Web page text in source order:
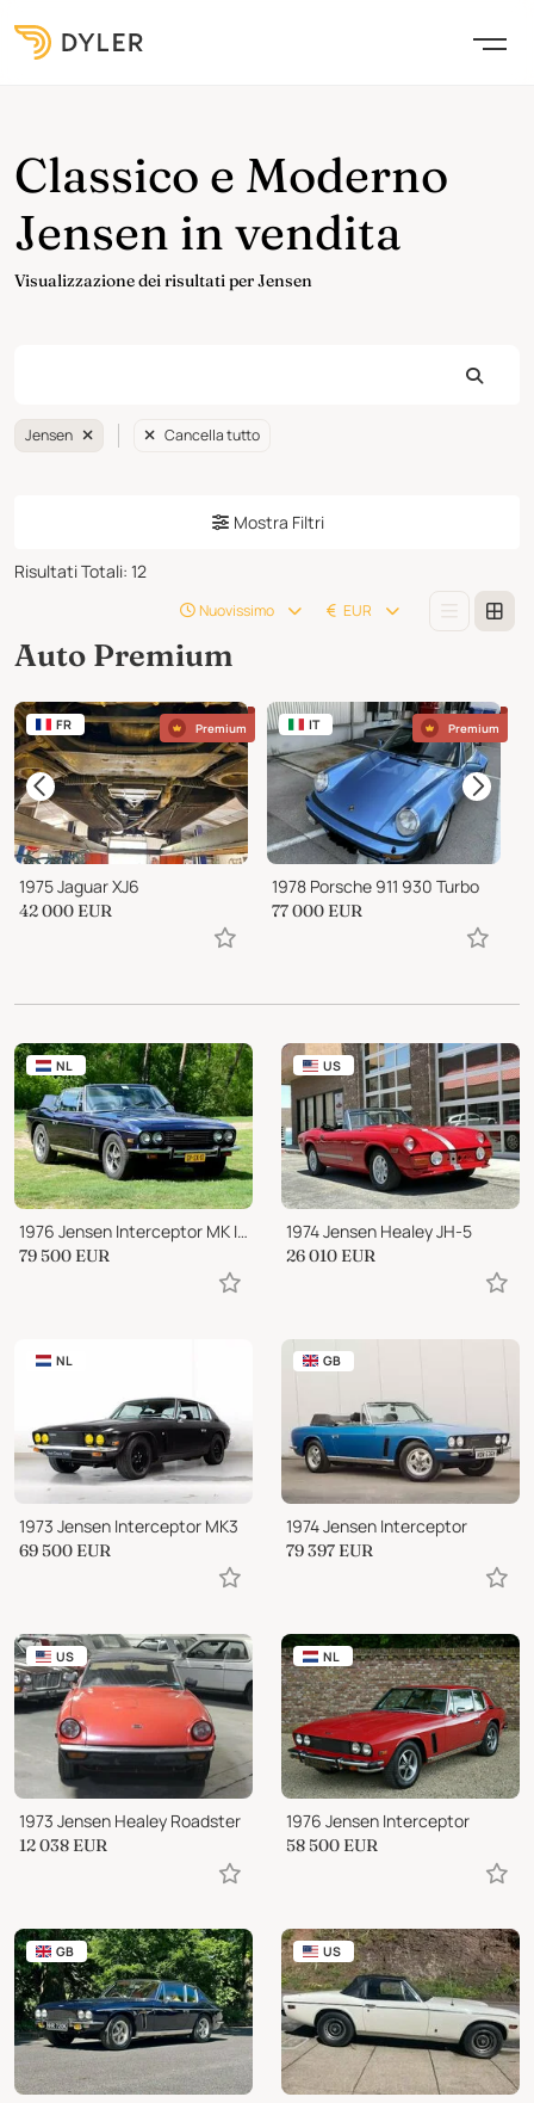
Classico e Moderno
Jensen in vendita
Visualizzazione dei risultati per Jensen
Jensen Cancella tutto
Mostra Filtri
Risultati Totali: 12
Nuovissimo EUR
Auto Premium
FR Premium
1975 Jaguar XJ6
42 000 EUR
IT Premium
1978 Porsche 911 930 Turbo
77 000 EUR
NL
1976 Jensen Interceptor MK III Convertible
79 500 EUR
US
1974 Jensen Healey JH-5
26 010 EUR
NL
1973 Jensen Interceptor MK3
69 500 EUR
GB
1974 Jensen Interceptor
79 397 EUR
US
1973 Jensen Healey Roadster
12 038 EUR
NL
1976 Jensen Interceptor
58 500 EUR
GB US